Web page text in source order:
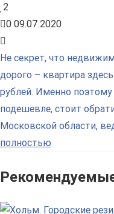
2
0 09.07.2020
Не секрет, что
дорого – квартира
рублей. Именно
подешевле, стоит
Московской области,
полностью